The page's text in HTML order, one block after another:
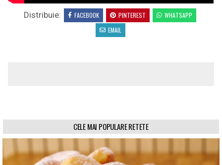
Distribuie: FACEBOOK PINTEREST
WHATSAPP
EMAIL
CELE MAI POPULARE RETETE